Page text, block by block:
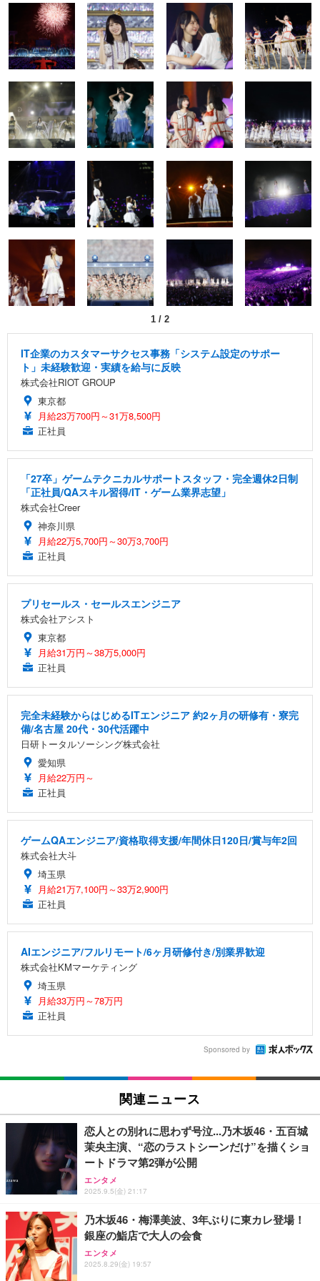
1 / 2
IT企業のカスタマーサクセス事務「システム設定のサポー
ト」未経験歓迎・実績を給与に反映
株式会社RIOT GROUP
東京都
月給23万700円～31万8,500円
正社員
「27卒」ゲームテクニカルサポートスタッフ・完全週休2日制
「正社員/QAスキル習得/IT・ゲーム業界志望」
株式会社Creer
神奈川県
月給22万5,700円～30万3,700円
正社員
プリセールス・セールスエンジニア
株式会社アシスト
東京都
月給31万円～38万5,000円
正社員
完全未経験からはじめるITエンジニア 約2ヶ月の研修有・寮完
備/名古屋 20代・30代活躍中
日研トータルソーシング株式会社
愛知県
月給22万円～
正社員
ゲームQAエンジニア/資格取得支援/年間休日120日/賞与年2回
株式会社大斗
埼玉県
月給21万7,100円～33万2,900円
正社員
AIエンジニア/フルリモート/6ヶ月研修付き/別業界歓迎
株式会社KMマーケティング
埼玉県
月給33万円～78万円
正社員
Sponsored by
関連ニュース
恋人との別れに思わず号泣...乃木坂46・五百城
茉央主演、“恋のラストシーンだけ”を描くショ
ートドラマ第2弾が公開
エンタメ
2025.9.5(金) 21:17
乃木坂46・梅澤美波、3年ぶりに東カレ登場！
銀座の鮨店で大人の会食
エンタメ
2025.8.29(金) 19:57